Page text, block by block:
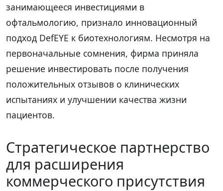
занимающееся инвестициями в
офтальмологию, признало инновационный
подход DefEYE к биотехнологиям. Несмотря на
первоначальные сомнения, фирма приняла
решение инвестировать после получения
положительных отзывов о клинических
испытаниях и улучшении качества жизни
пациентов.
Стратегическое партнерство
для расширения
коммерческого присутствия